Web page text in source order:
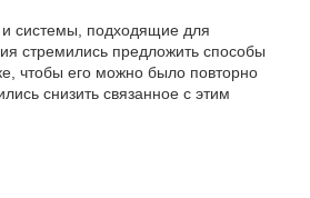
и системы, подходящие для
стремились предложить способы
чтобы его можно было повторно
снизить связанное с этим